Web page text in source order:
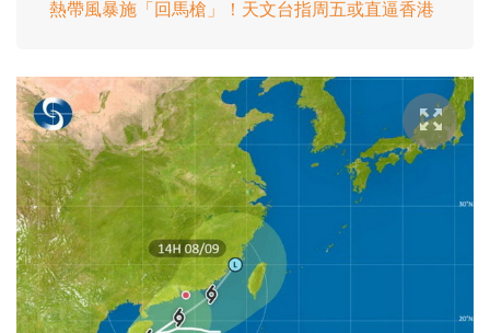
熱帶風暴施「回馬槍」！天文台指周五或直逼香港